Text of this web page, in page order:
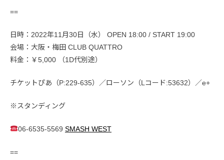
==
日時：2022年11月30日（水） OPEN 18:00 / START 19:00
会場：大阪・梅田 CLUB QUATTRO
料金：￥5,000 （1D代別途）
チケットぴあ（P:229-635）／ローソン（Lコード:53632）／e+
※スタンディング
06-6535-5569 SMASH WEST
==